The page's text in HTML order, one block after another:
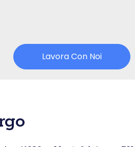
Lavora Con Noi